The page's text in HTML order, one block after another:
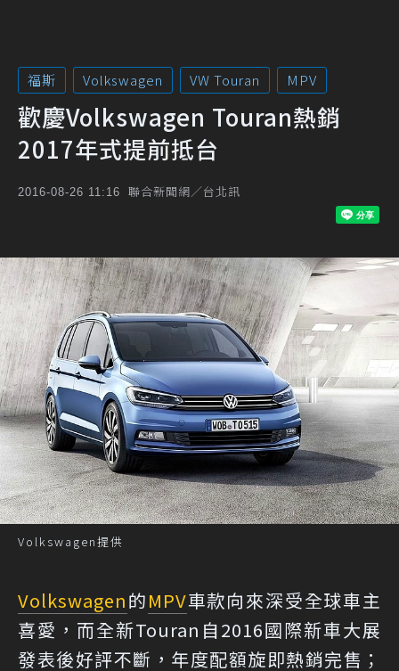
福斯 Volkswagen VW Touran MPV
歡慶Volkswagen Touran熱銷
2017年式提前抵台
2016-08-26 11:16 聯合新聞網／台北訊
Volkswagen提供
Volkswagen的MPV車款向來深受全球車主
喜愛，而全新Touran自2016國際新車大展
發表後好評不斷，年度配額旋即熱銷完售；